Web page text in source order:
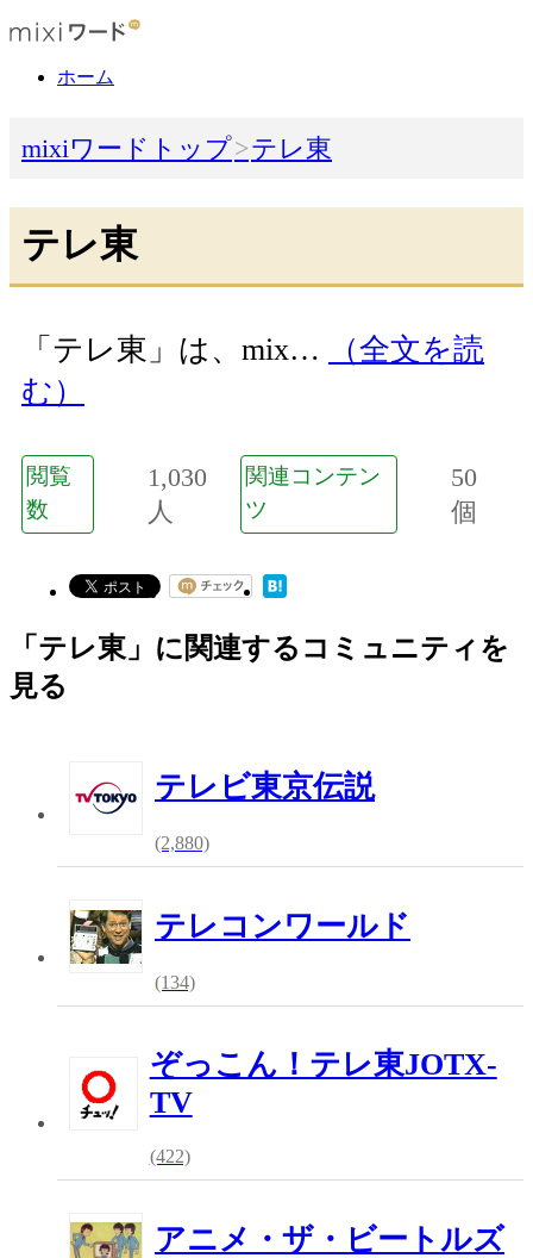
ホーム
mixiワードトップ テレ東
テレ東
「テレ東」は、mix…
（全文を読
む）
閲覧
数
1,030
人
関連コンテン
ツ
50
個
「テレ東」に関連するコミュニティを
見る
テレビ東京伝説
(2,880)
テレコンワールド
(134)
ぞっこん！テレ東JOTX-
TV
(422)
アニメ・ザ・ビートルズ